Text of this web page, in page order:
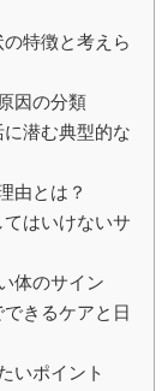
特徴と考えら
因の分類
潜む典型的な
由とは？
はいけないサ
体のサイン
きるケアと日
いポイント